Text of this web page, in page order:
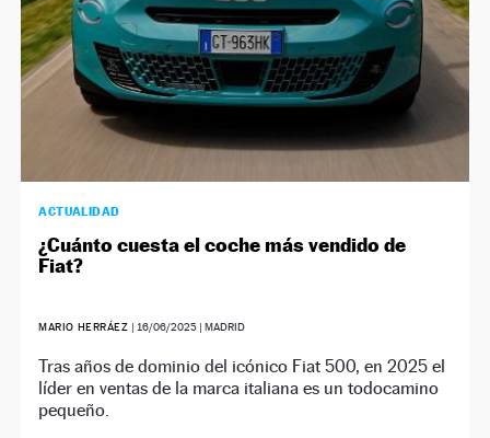
ACTUALIDAD
¿Cuánto cuesta el coche más vendido de
Fiat?
MARIO HERRÁEZ | 16/06/2025 | MADRID
Tras años de dominio del icónico Fiat 500, en 2025 el
líder en ventas de la marca italiana es un todocamino
pequeño.